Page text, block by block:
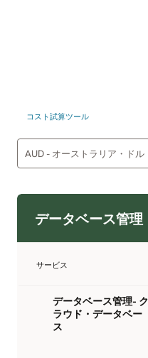
コスト試算ツール
データベース管理
サービス
データベース管理- ク
ラウド・データベー
ス